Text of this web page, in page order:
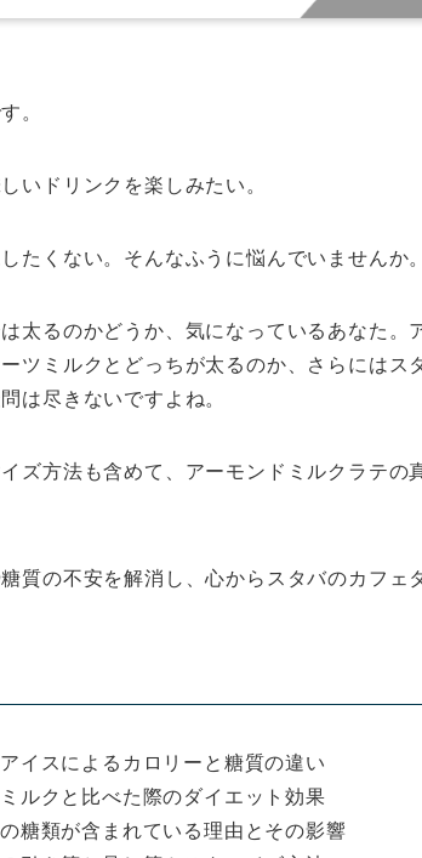
。
いドリンクを楽しみたい。
たくない。そんなふうに悩んでいませんか。
太るのかどうか、気になっているあなた。
ツミルクとどっちが太るのか、さらにはス
は尽きないですよね。
ズ方法も含めて、アーモンドミルクラテの
質の不安を解消し、心からスタバのカフェ
イスによるカロリーと糖質の違い
ルクと比べた際のダイエット効果
糖類が含まれている理由とその影響